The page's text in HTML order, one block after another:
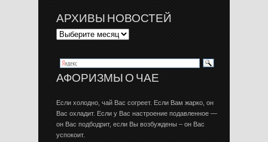
АРХИВЫ НОВОСТЕЙ
АФОРИЗМЫ О ЧАЕ
Если холодно, чай Вас согреет. Если Вам жарко, он
Вас охладит. Если у Вас настроение подавленное —
он Вас подбодрит, если Вы возбуждены – он Вас
успокоит.